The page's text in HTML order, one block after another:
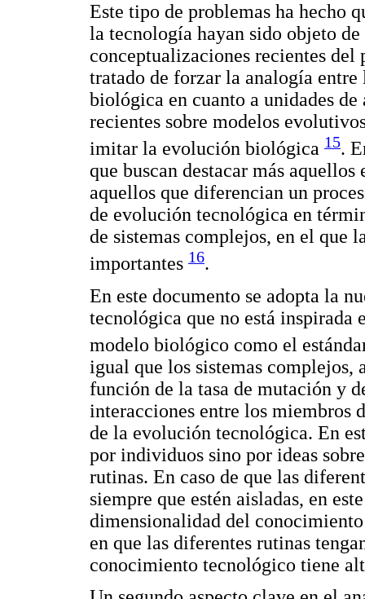
Este tipo de problemas ha hecho
la tecnología hayan sido objeto
conceptualizaciones recientes del
tratado de forzar la analogía
biológica en cuanto a unidades
recientes sobre modelos
imitar la evolución biológica 15.
que buscan destacar más
aquellos que diferencian un
de evolución tecnológica en
de sistemas complejos, en el que
importantes 16.
En este documento se adopta la
tecnológica que no está inspirada
modelo biológico como el
igual que los sistemas
función de la tasa de mutación y
interacciones entre los miembros
de la evolución tecnológica. En
por individuos sino por ideas
rutinas. En caso de que las
siempre que estén aisladas, en
dimensionalidad del
en que las diferentes rutinas
conocimiento tecnológico tiene